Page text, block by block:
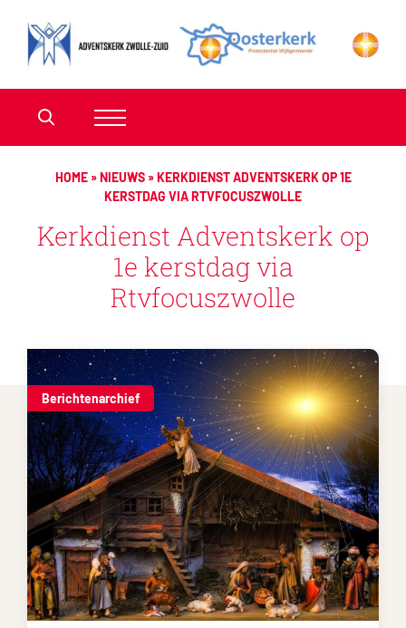
HOME»NIEUWS»KERKDIENST ADVENTSKERK OP 1E
KERSTDAG VIA RTVFOCUSZWOLLE
Kerkdienst Adventskerk op
1e kerstdag via
Rtvfocuszwolle
Berichtenarchief